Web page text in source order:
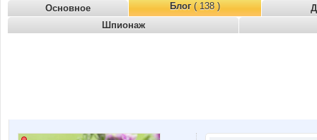
Основное Блог( 138 )
Шпионаж